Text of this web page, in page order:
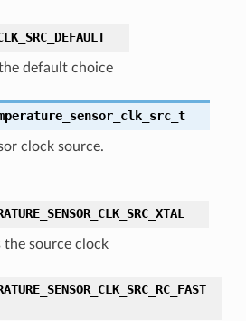
default choice
clock source.
the source clock